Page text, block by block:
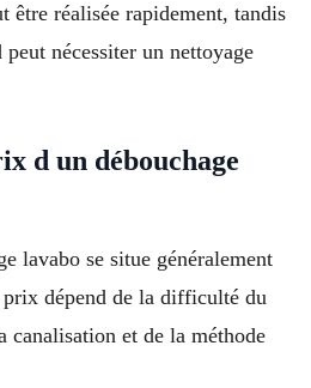
être réalisée rapidement, tandis
nécessiter un nettoyage
d un débouchage
lavabo se situe généralement
dépend de la difficulté du
canalisation et de la méthode